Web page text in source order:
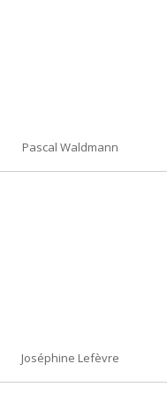
Pascal Waldmann
Joséphine Lefèvre